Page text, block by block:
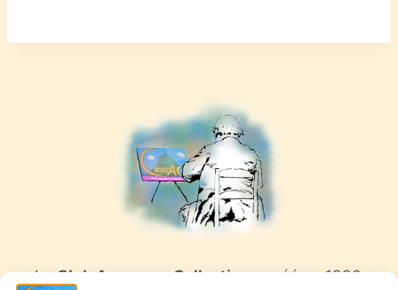
LeClub Auvergne Collections, créé en 1990,